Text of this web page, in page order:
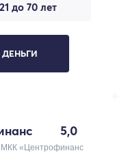
до 70 лет
5,0
«Центрофинанс